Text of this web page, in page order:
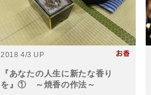
2018 4/3 UP
『あなたの人生に新たな香り
を』① ～焼香の作法～